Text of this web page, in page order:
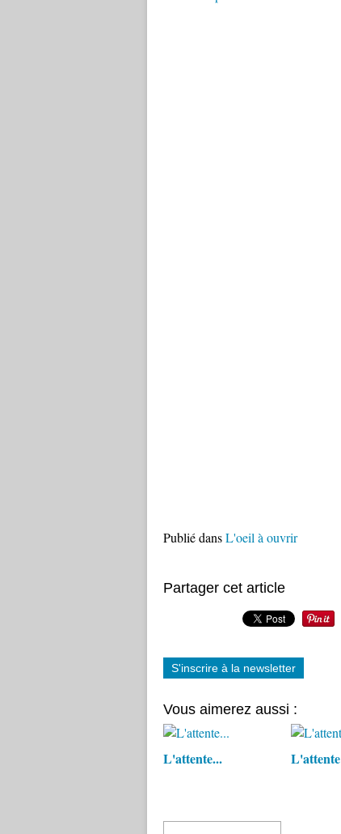
Publié dansL'oeil à ouvrir
Partager cet article
S'inscrire à la newsletter
Vous aimerez aussi :
L'attente... L'attente